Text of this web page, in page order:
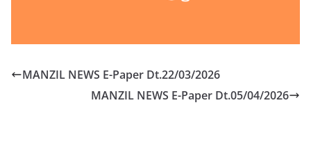
MANZIL NEWS E-Paper Dt.22/03/2026
MANZIL NEWS E-Paper Dt.05/04/2026